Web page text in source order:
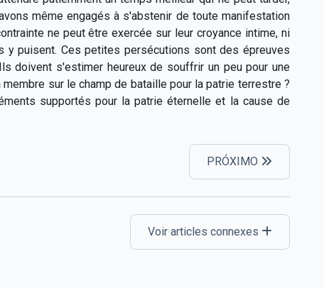
même engagés à s'abstenir de toute manifestation
ne peut être exercée sur leur croyance intime, ni
y puisent. Ces petites persécutions sont des épreuves
doivent s'estimer heureux de souffrir un peu pour une
sur le champ de bataille pour la patrie terrestre ?
supportés pour la patrie éternelle et la cause de
PRÓXIMO
Voir articles connexes